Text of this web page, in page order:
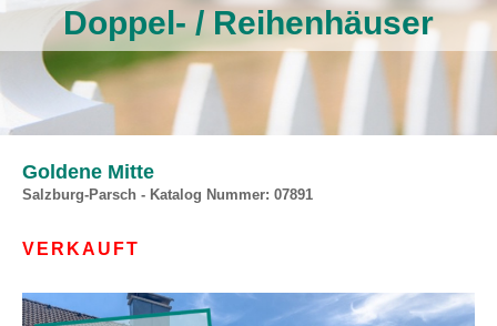
Doppel- / Reihenhäuser
Goldene Mitte
Salzburg-Parsch - Katalog Nummer: 07891
VERKAUFT